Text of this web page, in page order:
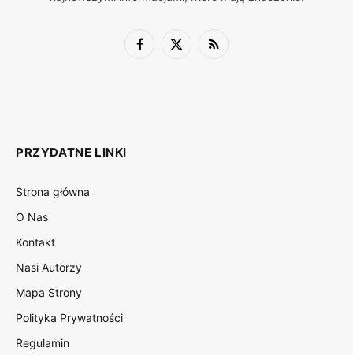
Facebook
X
RSS
PRZYDATNE LINKI
Strona główna
O Nas
Kontakt
Nasi Autorzy
Mapa Strony
Polityka Prywatności
Regulamin